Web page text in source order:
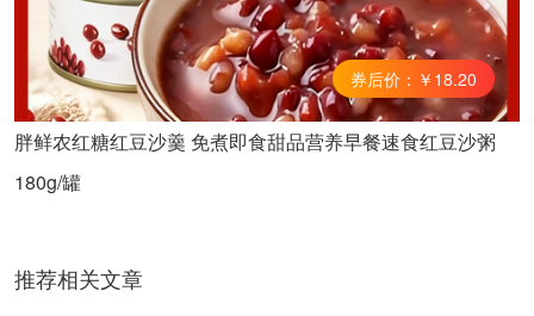
券后价：￥18.20
胖鲜农红糖红豆沙羹 免煮即食甜品营养早餐速食红豆沙粥
180g/罐
推荐相关文章